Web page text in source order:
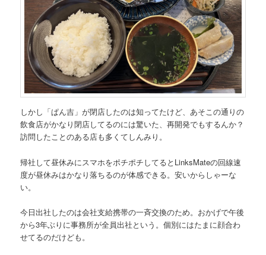
しかし「ぱん吉」が閉店したのは知ってたけど、あそこの通りの
飲食店がかなり閉店してるのには驚いた、再開発でもするんか？
訪問したことのある店も多くてしんみり。
帰社して昼休みにスマホをポチポチしてるとLinksMateの回線速
度が昼休みはかなり落ちるのが体感できる。安いからしゃーな
い。
今日出社したのは会社支給携帯の一斉交換のため。おかげで午後
から3年ぶりに事務所が全員出社という。個別にはたまに顔合わ
せてるのだけども。